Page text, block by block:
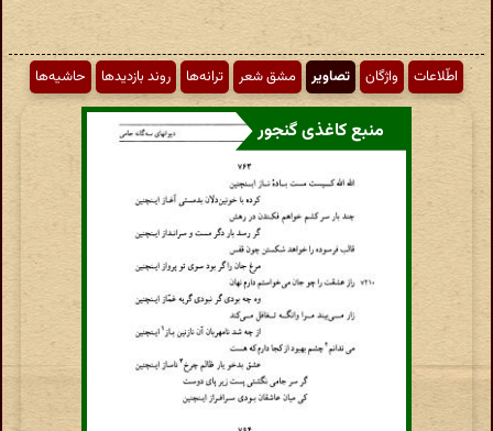
اطّلاعات واژگان تصاویر مشق شعر ترانه‌ها روند بازدیدها حاشیه‌ها
منبع کاغذی گنجور